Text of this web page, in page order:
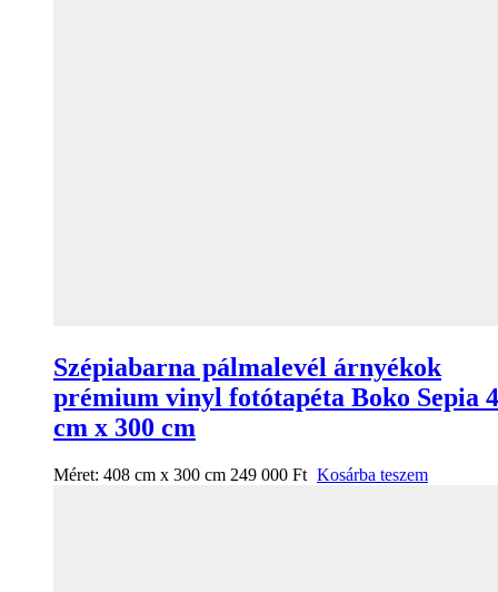
Szépiabarna pálmalevél árnyékok
prémium vinyl fotótapéta Boko Sepia
cm x 300 cm
Méret: 408 cm x 300 cm 249 000 Ft Kosárba teszem